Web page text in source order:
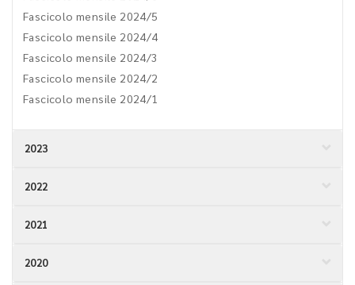
Fascicolo mensile 2024/5
Fascicolo mensile 2024/4
Fascicolo mensile 2024/3
Fascicolo mensile 2024/2
Fascicolo mensile 2024/1
2023
2022
2021
2020